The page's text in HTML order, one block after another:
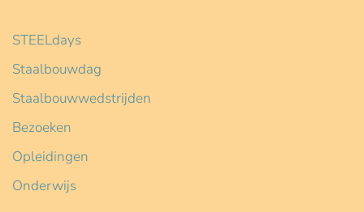
STEELdays
Staalbouwdag
Staalbouwwedstrijden
Bezoeken
Opleidingen
Onderwijs